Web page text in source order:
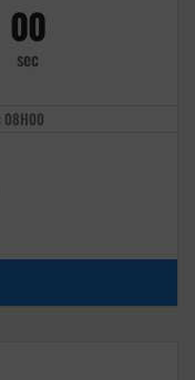
00
sec
08H00